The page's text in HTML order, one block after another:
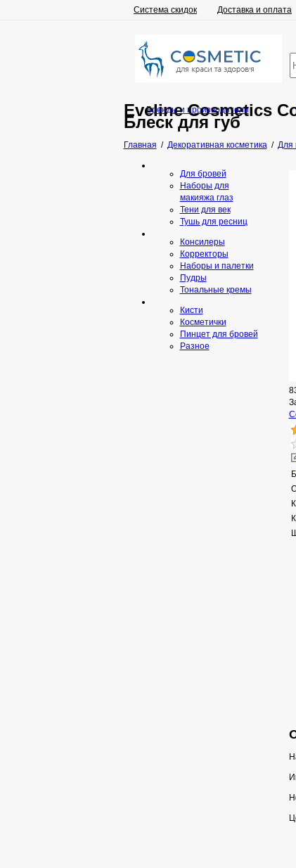
Система скидок Доставка и оплата
Eveline Cosmetics
Блеск для губ
Главная / Декоративная косметика/ Для
Бренды и производители
Для бровей
Наборы для
макияжа глаз
Тени для век
Тушь для ресниц
Консилеры
Корректоры
Наборы и палетки
Пудры
Тональные кремы
Кисти
Косметички
Пинцет для бровей
Разное